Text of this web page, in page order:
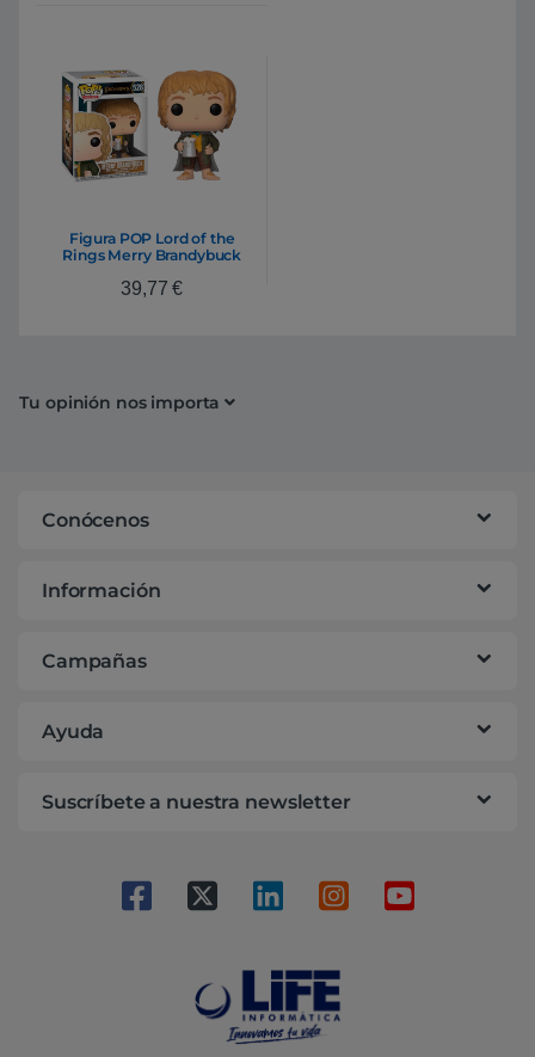
Figura POP Lord of the
Rings Merry Brandybuck
39,77€
Tu opinión nos importa
Conócenos
Información
Campañas
Ayuda
Suscríbete a nuestra newsletter